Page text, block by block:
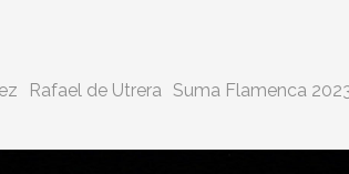
Rafael de Utrera Suma Flamenca